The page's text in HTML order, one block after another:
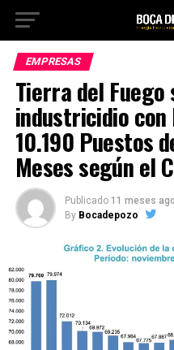
EMPRESAS
Tierra del
industricidio con
10.190 Puestos
Meses según el
Publicado 11 meses ago
By Bocadepozo